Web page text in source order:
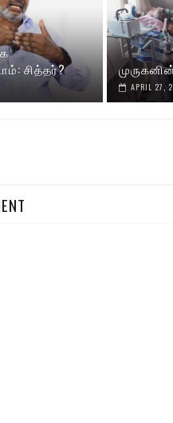
சித்தர்?
APRIL 27,